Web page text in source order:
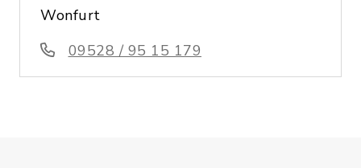
Wonfurt
09528 / 95 15 179